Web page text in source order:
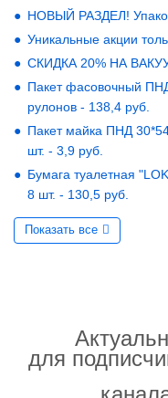
НОВЫЙ РАЗДЕЛ!
Уникальные акции
СКИДКА 20% НА
Пакет фасовочный
рулонов - 138,4 руб.
Пакет майка ПНД
шт. - 3,9 руб.
Бумага туалетная
8 шт. - 130,5 руб.
Показать все
для